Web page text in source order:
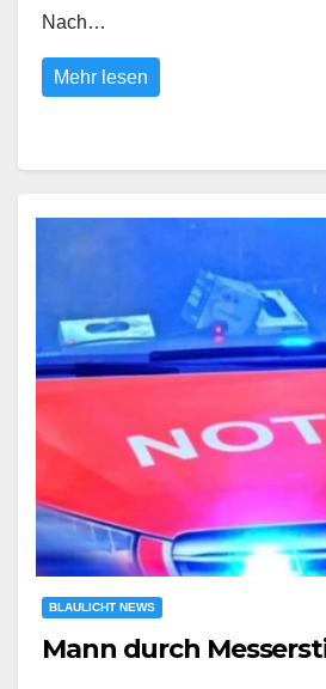
Nach…
Mehr lesen
BLAULICHT NEWS
Mann durch